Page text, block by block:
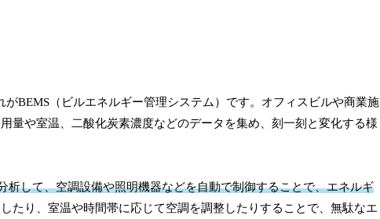
BEMS（ビルエネルギー管理システム）です。オフィスビルや商業施
量や室温、二酸化炭素濃度などのデータを集め、刻一刻と変化する様
析して、空調設備や照明機器などを自動で制御することで、エネルギ
たり、室温や時間帯に応じて空調を調整したりすることで、無駄なエ